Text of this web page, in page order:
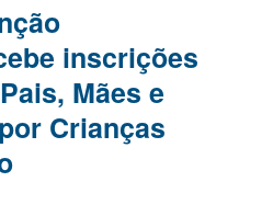
inscrições
Mães e
Crianças